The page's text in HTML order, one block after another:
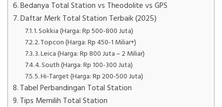
Bedanya Total Station vs Theodolite vs GPS
Daftar Merk Total Station Terbaik (2025)
1. Sokkia (Harga: Rp 500-800 Juta)
2. Topcon (Harga: Rp 450-1 Miliar+)
3. Leica (Harga: Rp 800 Juta – 2 Miliar)
4. South (Harga: Rp 100-300 Juta)
5. Hi-Target (Harga: Rp 200-500 Juta)
Tabel Perbandingan Total Station
Tips Memilih Total Station